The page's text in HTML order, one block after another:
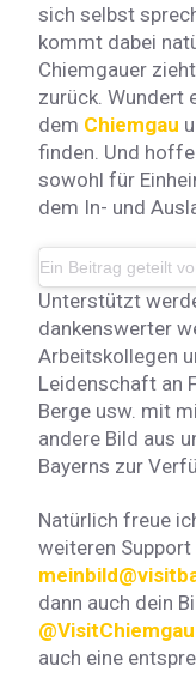
sich selbst
kommt dabei
Chiemgauer
zurück. Wundert
dem Chiemgau
finden. Und
sowohl für
dem In- und
Ein Beitrag geteilt
Unterstützt
dankenswerter
Arbeitskollegen
Leidenschaft an
Berge usw. mit
andere Bild aus
Bayerns zur
Natürlich freue
weiteren
dann auch dein
@VisitChiemgau
auch eine